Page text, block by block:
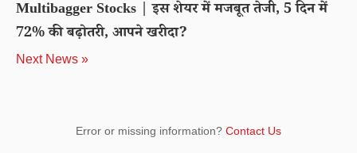
Multibagger Stocks | इस शेयर में मजबूत तेजी, 5 दिन में
72% की बढ़ोतरी, आपने खरीदा?
Next News »
Error or missing information? Contact Us